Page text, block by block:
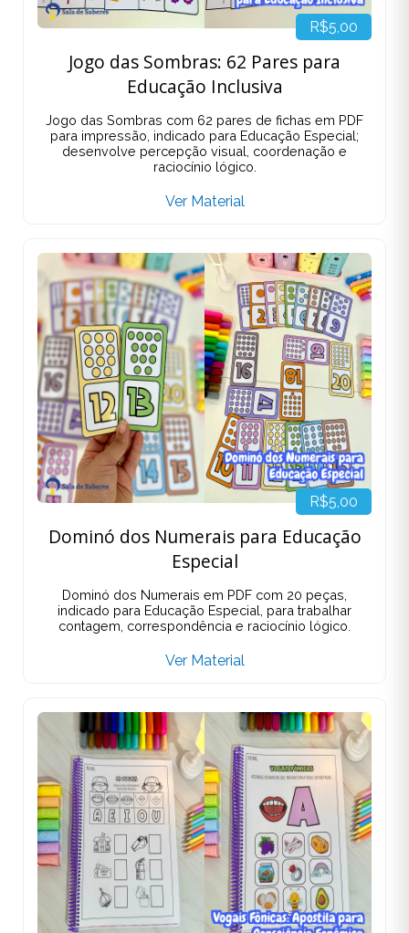
R$5,00
Jogo das Sombras: 62 Pares para
Educação Inclusiva
Jogo das Sombras com 62 pares de fichas em PDF
para impressão, indicado para Educação Especial;
desenvolve percepção visual, coordenação e
raciocínio lógico.
Ver Material
R$5,00
Dominó dos Numerais para Educação
Especial
Dominó dos Numerais em PDF com 20 peças,
indicado para Educação Especial, para trabalhar
contagem, correspondência e raciocínio lógico.
Ver Material